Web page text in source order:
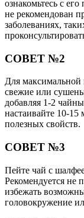
ознакомьтесь с
не рекомендован
заболеваниях,
СОВЕТ №2
Для максимальной
свежие или
добавляя 1-2
настаивайте 10-15
полезных свойств.
СОВЕТ №3
Пейте чай с
Рекомендуется не
избежать
головокружение